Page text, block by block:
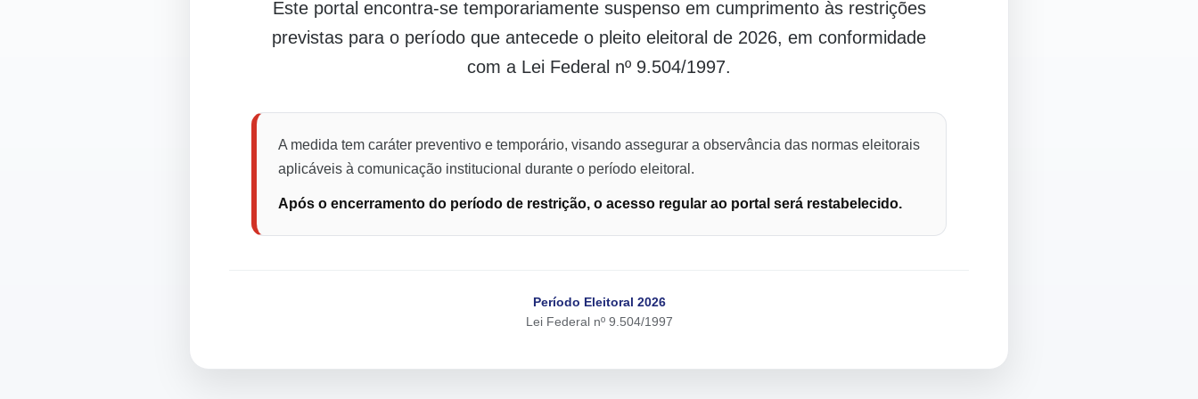
Este portal encontra-se temporariamente suspenso em cumprimento às restrições
previstas para o período que antecede o pleito eleitoral de 2026, em conformidade
com a Lei Federal nº 9.504/1997.
A medida tem caráter preventivo e temporário, visando assegurar a observância das normas eleitorais
aplicáveis à comunicação institucional durante o período eleitoral.
Após o encerramento do período de restrição, o acesso regular ao portal será restabelecido.
Período Eleitoral 2026
Lei Federal nº 9.504/1997